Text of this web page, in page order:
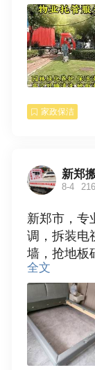
高档写字楼
V，学校，
家庭保洁
厨房清洁，
洗
工程保洁，
会所保洁，
洁，医院保洁
外墙玻璃幕
材墙面清洗
面清洗、阳
油烟管道
家政保洁
新郑
8-4
新郑市，专
调，拆装电
墙，抢地板
垃圾，欢迎
全文